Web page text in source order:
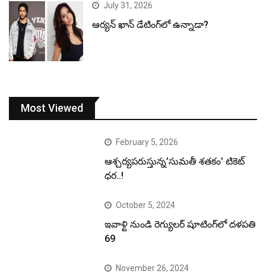
July 31, 2026
ఆర్యన్ ఖాన్ డేటింగ్‌లో ఉన్నాడా?
Most Viewed
February 5, 2026
ఆశ్చర్యపరుస్తున్న’సుమతీ శతకం’ టికెట్
ధర..!
October 5, 2024
ఇవాళ్టి నుండి రెగ్యులర్ షూటింగ్‌లో దళపతి
69
November 26, 2024